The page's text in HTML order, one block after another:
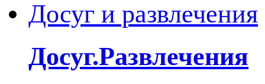
Досуг и развлечения
Досуг.Развлечения